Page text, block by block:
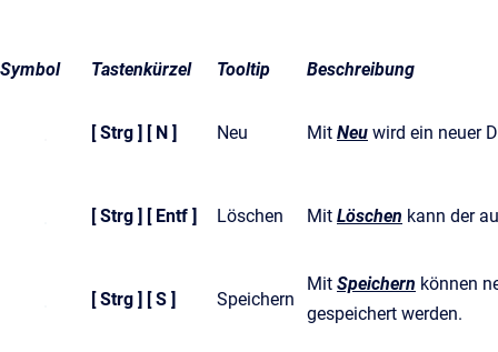
Symbol Tastenkürzel Tooltip Beschreibung
[ Strg ] [ N ] Neu Mit Neu wird ein neuer
[ Strg ] [ Entf ] Löschen Mit Löschen kann der
[ Strg ] [ S ] Speichern
Mit Speichern können
gespeichert werden.